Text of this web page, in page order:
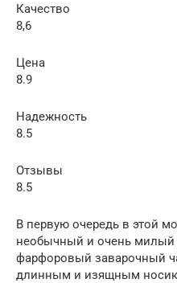
Качество
8,6
Цена
8.9
Надежность
8.5
Отзывы
8.5
В первую очередь в этой
необычный и очень милый
фарфоровый заварочный
длинным и изящным